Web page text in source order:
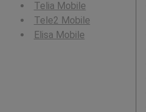
Telia Mobile
Tele2 Mobile
Elisa Mobile